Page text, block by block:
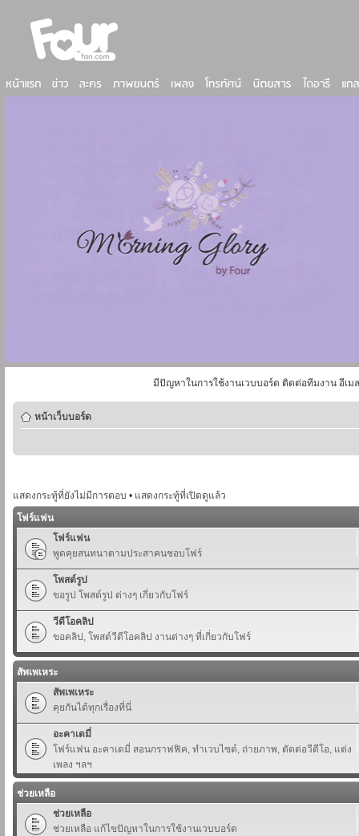
มีปัญหาในการใช้งานเวบบอร์ด ติดต่อทีมงาน อีเม
หน้าเว็บบอร์ด
แสดงกระทู้ที่ยังไม่มีการตอบ • แสดงกระทู้ที่เปิดดูแล้ว
โฟร์แฟน
โฟร์แฟน
พูดคุยสนทนาตามประสาคนชอบโฟร์
โพสต์รูป
ขอรูป โพสต์รูป ต่างๆ เกี่ยวกับโฟร์
วีดีโอคลิป
ขอคลิป, โพสต์วีดีโอคลิป งานต่างๆ ที่เกี่ยวกับโฟร์
สัพเพเหระ
สัพเพเหระ
คุยกันได้ทุกเรื่องที่นี่
อะคาเดมี่
โฟร์แฟน อะคาเดมี่ สอนกราฟฟิค, ทำเวบไซต์, ถ่ายภาพ, ตัดต่อวีดีโอ, แต่ง
เพลง ฯลฯ
ช่วยเหลือ
ช่วยเหลือ
ช่วยเหลือ แก้ไขปัญหาในการใช้งานเวบบอร์ด